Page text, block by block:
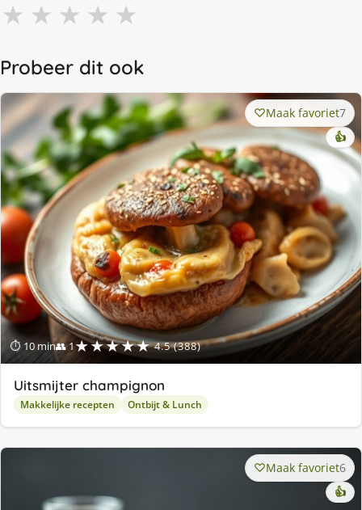
★ ★ ★ ★ ★
Probeer dit ook
⏱ 10 min👥 1★★★★★ 4.5 (388)
Maak favoriet7
👍
Uitsmijter champignon
Makkelijke recepten Ontbijt & Lunch
Maak favoriet6
👍